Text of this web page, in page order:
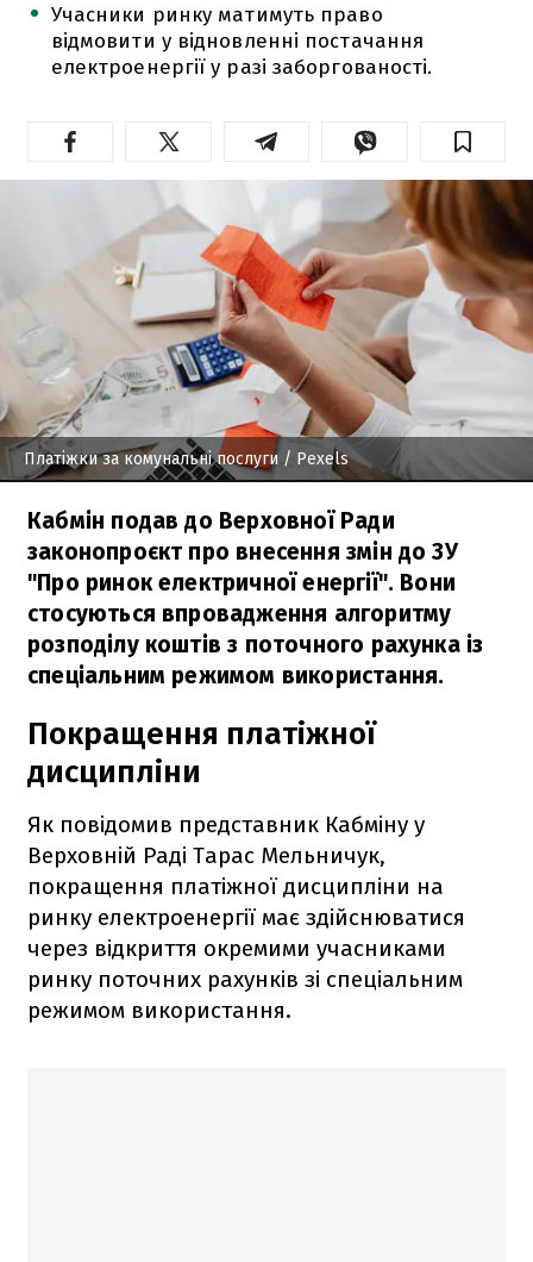
Учасники ринку матимуть право
відмовити у відновленні постачання
електроенергії у разі заборгованості.
Платіжки за комунальні послуги / Pexels
Кабмін подав до Верховної Ради
законопроєкт про внесення змін до ЗУ
"Про ринок електричної енергії". Вони
стосуються впровадження алгоритму
розподілу коштів з поточного рахунка із
спеціальним режимом використання.
Покращення платіжної
дисципліни
Як повідомив представник Кабміну у
Верховній Раді Тарас Мельничук,
покращення платіжної дисципліни на
ринку електроенергії має здійснюватися
через відкриття окремими учасниками
ринку поточних рахунків зі спеціальним
режимом використання.